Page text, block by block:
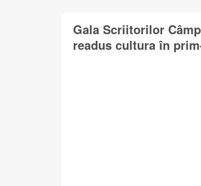
Gala Scriitorilor
readus cultura în